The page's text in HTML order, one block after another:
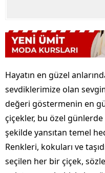
Hayatın en güzel
sevdiklerimize olan
değeri göstermenin en
çiçekler, bu özel günlerde
şekilde yansıtan temel
Renkleri, kokuları ve
seçilen her bir çiçek,